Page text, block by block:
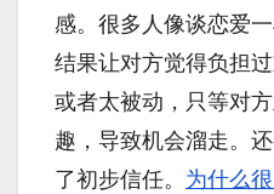
感。很多人像谈恋爱
结果让对方觉得负担
或者太被动，只等对
趣，导致机会溜走。
了初步信任。 为什么